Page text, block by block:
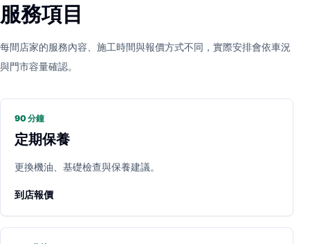
服務項目
每間店家的服務內容、施工時間與報價方式不同，實際安排會依車況
與門市容量確認。
90 分鐘
定期保養
更換機油、基礎檢查與保養建議。
到店報價